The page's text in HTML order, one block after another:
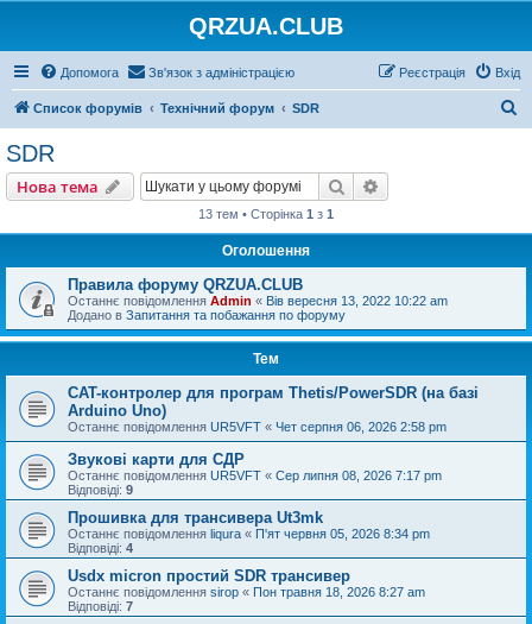
QRZUA.CLUB
Допомога Зв'язок з адміністрацією Вхід
Реєстрація
Список форумів Технічний форум SDR
SDR
Нова тема Пошук
13 тем • Сторінка 1 з 1
Оголошення
Правила форуму QRZUA.CLUB
Останнє повідомлення Admin « Вів вересня 13, 2022 10:22 am
Додано в Запитання та побажання по форуму
Тем
CAT-контролер для програм Thetis/PowerSDR (на базі
Arduino Uno)
Останнє повідомлення UR5VFT « Чет серпня 06, 2026 2:58 pm
Звукові карти для СДР
Останнє повідомлення UR5VFT « Сер липня 08, 2026 7:17 pm
Відповіді: 9
Прошивка для трансивера Ut3mk
Останнє повідомлення liqura « П'ят червня 05, 2026 8:34 pm
Відповіді: 4
Usdx micron простий SDR трансивер
Останнє повідомлення sirop « Пон травня 18, 2026 8:27 am
Відповіді: 7